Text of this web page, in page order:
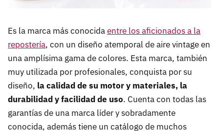
Es la marca más conocidaentre los aficionados a la
repostería, con un diseño atemporal de aire vintage en
una amplísima gama de colores. Esta marca, también
muy utilizada por profesionales, conquista por su
diseño, la calidad de su motor y materiales, la
durabilidad y facilidad de uso. Cuenta con todas las
garantías de una marca líder y sobradamente
conocida, además tiene un catálogo de muchos